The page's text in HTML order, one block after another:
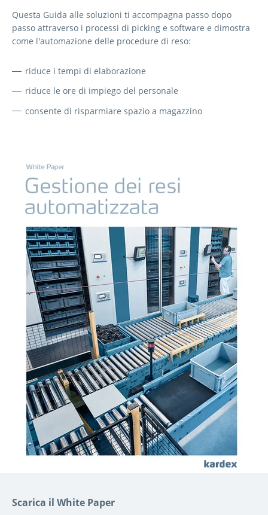
Questa Guida alle soluzioni ti accompagna passo dopo
passo attraverso i processi di picking e software e dimostra
come l'automazione delle procedure di reso:
riduce i tempi di elaborazione
riduce le ore di impiego del personale
consente di risparmiare spazio a magazzino
Scarica il White Paper